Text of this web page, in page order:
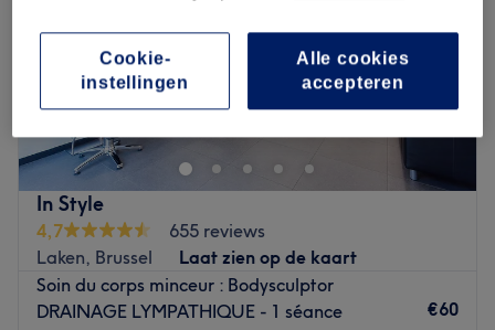
Zondag
Gesloten
Bienvenue dans le très bel institut Emilie Embellit, un
espace de beauté et de détente réservé aux femmes,
situé dans la commune bruxelloise de Strombeek-bever.
Vous prenez place dans un espace entièrement aménagé
pour votre bien-être, chez Emilie. Elle a créé pour vous un
véritable cocon de beauté et de confort, où règne une
délicieuse ambiance de tranquillité où l'on se sent bien !
Emilie est une véritable experte passionnée. Elle prend le
In Style
4,7
655 reviews
Laken, Brussel
Laat zien op de kaart
Soin du corps minceur : Bodysculptor
DRAINAGE LYMPATHIQUE - 1 séance
€60
Alle cookies
accepteren
Cookie-
instellingen